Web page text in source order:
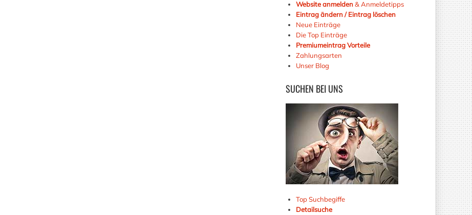
Website anmelden& Anmeldetipps
Eintrag ändern / Eintrag löschen
Neue Einträge
Die Top Einträge
Premiumeintrag Vorteile
Zahlungsarten
Unser Blog
SUCHEN BEI UNS
Top Suchbegiffe
Detailsuche